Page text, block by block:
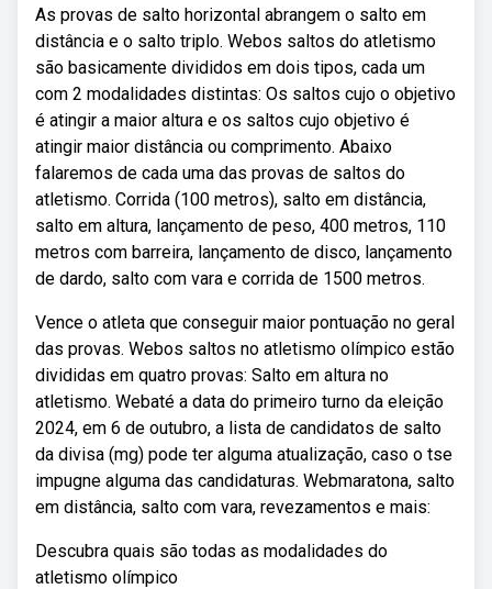
As provas de salto horizontal abrangem o salto em
distância e o salto triplo. Webos saltos do atletismo
são basicamente divididos em dois tipos, cada um
com 2 modalidades distintas: Os saltos cujo o objetivo
é atingir a maior altura e os saltos cujo objetivo é
atingir maior distância ou comprimento. Abaixo
falaremos de cada uma das provas de saltos do
atletismo. Corrida (100 metros), salto em distância,
salto em altura, lançamento de peso, 400 metros, 110
metros com barreira, lançamento de disco, lançamento
de dardo, salto com vara e corrida de 1500 metros.
Vence o atleta que conseguir maior pontuação no geral
das provas. Webos saltos no atletismo olímpico estão
divididas em quatro provas: Salto em altura no
atletismo. Webaté a data do primeiro turno da eleição
2024, em 6 de outubro, a lista de candidatos de salto
da divisa (mg) pode ter alguma atualização, caso o tse
impugne alguma das candidaturas. Webmaratona, salto
em distância, salto com vara, revezamentos e mais:
Descubra quais são todas as modalidades do
atletismo olímpico